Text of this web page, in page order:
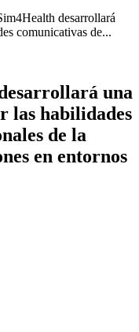
desarrollará
comunicativas de...
una
las habilidades
de la
en entornos